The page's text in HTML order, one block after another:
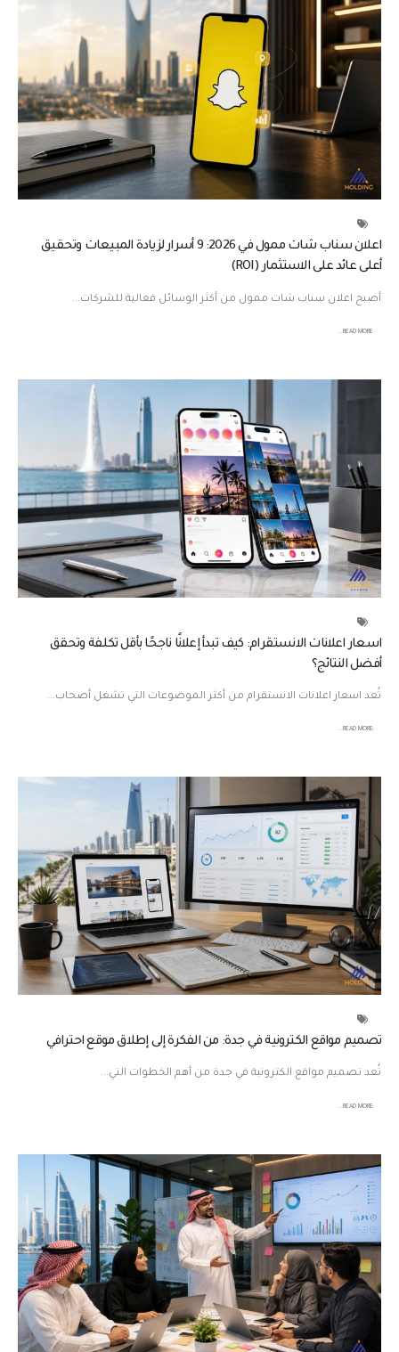
اعلان سناب شات ممول في 2026: 9 أسرار لزيادة المبيعات وتحقيق
أعلى عائد على الاستثمار (ROI)
أصبح اعلان سناب شات ممول من أكثر الوسائل فعالية للشركات...
READ MORE...
اسعار اعلانات الانستقرام: كيف تبدأ إعلانًا ناجحًا بأقل تكلفة وتحقق
أفضل النتائج؟
تُعد اسعار اعلانات الانستقرام من أكثر الموضوعات التي تشغل أصحاب...
READ MORE...
تصميم مواقع الكترونية في جدة: من الفكرة إلى إطلاق موقع احترافي
تُعد تصميم مواقع الكترونية في جدة من أهم الخطوات التي...
READ MORE...